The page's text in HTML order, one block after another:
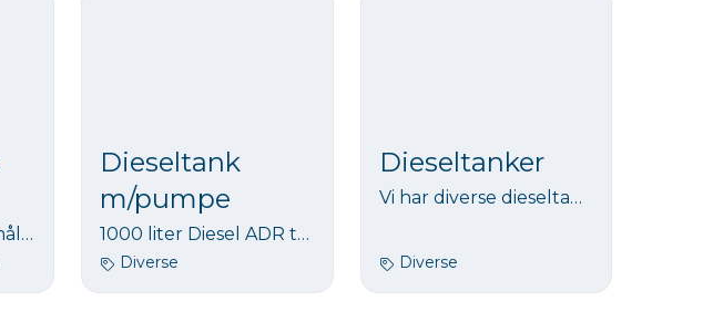
Collomix Aqix vannmåler – batteridrevet vannmåler for presis dosering
Dieseltank
m/pumpe
1000 liter Diesel ADR tank, som er robust og passer til de fleste byggeplasser.
Diverse
Dieseltanker
Vi har diverse dieseltanker for utleie. Tankene leveres med elektrisk pumpe og telleverk.
Diverse